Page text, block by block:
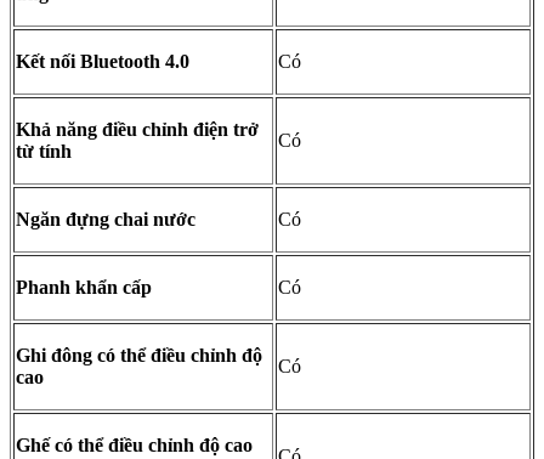
Kết nối Bluetooth 4.0 Có
Khả năng điều chỉnh điện trở
từ tính
Có
Ngăn đựng chai nước Có
Phanh khẩn cấp Có
Ghi đông có thể điều chỉnh độ
cao
Có
Ghế có thể điều chỉnh độ cao